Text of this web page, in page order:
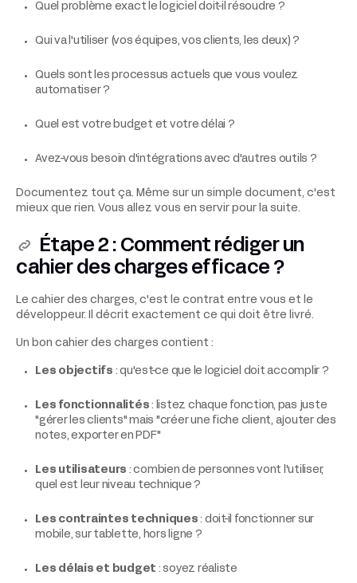
Quel problème exact le logiciel doit-il résoudre ?
Qui va l'utiliser (vos équipes, vos clients, les deux) ?
Quels sont les processus actuels que vous voulez
automatiser ?
Quel est votre budget et votre délai ?
Avez-vous besoin d'intégrations avec d'autres outils ?
Documentez tout ça. Même sur un simple document, c'est
mieux que rien. Vous allez vous en servir pour la suite.
Étape 2 : Comment rédiger un
cahier des charges efficace ?
Le cahier des charges, c'est le contrat entre vous et le
développeur. Il décrit exactement ce qui doit être livré.
Un bon cahier des charges contient :
Les objectifs : qu'est-ce que le logiciel doit accomplir ?
Les fonctionnalités : listez chaque fonction, pas juste
"gérer les clients" mais "créer une fiche client, ajouter des
notes, exporter en PDF"
Les utilisateurs : combien de personnes vont l'utiliser,
quel est leur niveau technique ?
Les contraintes techniques : doit-il fonctionner sur
mobile, sur tablette, hors ligne ?
Les délais et budget : soyez réaliste